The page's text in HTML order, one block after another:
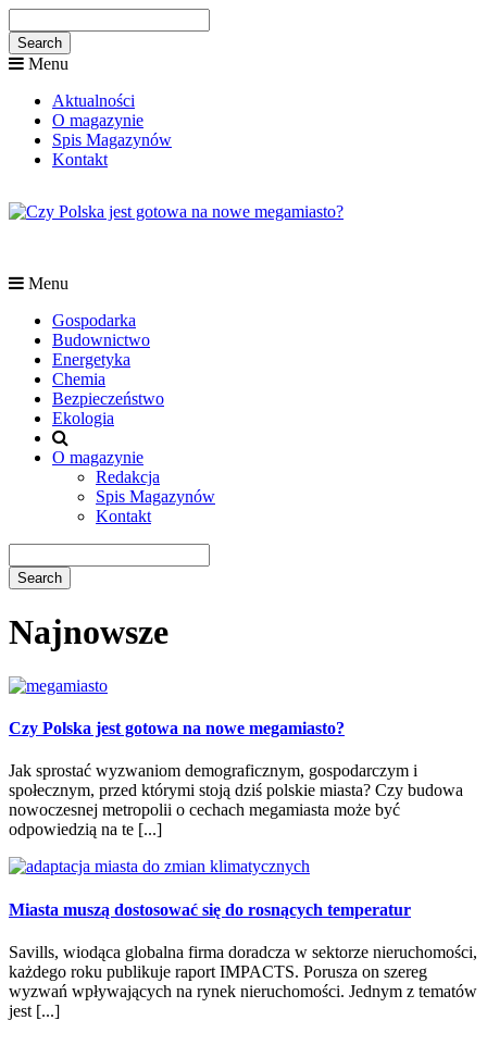
Menu
Aktualności
O magazynie
Spis Magazynów
Kontakt
Menu
Gospodarka
Budownictwo
Energetyka
Chemia
Bezpieczeństwo
Ekologia
O magazynie
Redakcja
Spis Magazynów
Kontakt
Najnowsze
Czy Polska jest gotowa na nowe megamiasto?
Jak sprostać wyzwaniom demograficznym, gospodarczym i
społecznym, przed którymi stoją dziś polskie miasta? Czy budowa
nowoczesnej metropolii o cechach megamiasta może być
odpowiedzią na te [...]
Miasta muszą dostosować się do rosnących temperatur
Savills, wiodąca globalna firma doradcza w sektorze nieruchomości,
każdego roku publikuje raport IMPACTS. Porusza on szereg
wyzwań wpływających na rynek nieruchomości. Jednym z tematów
jest [...]